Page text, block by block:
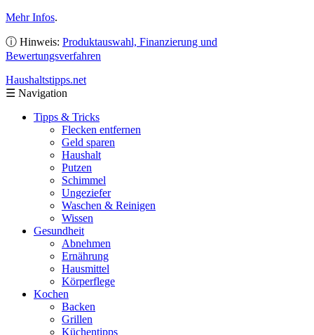
Mehr Infos.
ⓘ Hinweis: Produktauswahl, Finanzierung und
Bewertungsverfahren
Haushaltstipps.net
☰ Navigation
Tipps & Tricks
Flecken entfernen
Geld sparen
Haushalt
Putzen
Schimmel
Ungeziefer
Waschen & Reinigen
Wissen
Gesundheit
Abnehmen
Ernährung
Hausmittel
Körperflege
Kochen
Backen
Grillen
Küchentipps